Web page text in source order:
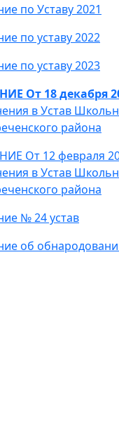
по Уставу 2021
по уставу 2022
по уставу 2023
От 18 декабря
в Устав
района
От 12 февраля
в Устав
района
№ 24 устав
об